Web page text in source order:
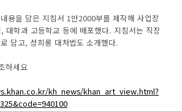
용을 담은 지침서 1만2000부를 제작해 사업장
대학과 고등학교 등에 배포했다. 지침서는 직장
담고, 성희롱 대처법도 소개했다.
하세요
kh_news/khan_art_view.html?